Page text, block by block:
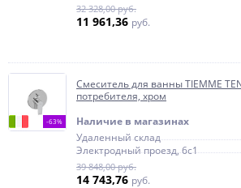
32 328,00 руб.
11 961,36 руб.
-63%
Смеситель для ванны TIEMME
потребителя, хром
Наличие в магазинах
Удаленный склад
Электродный проезд, 6с1
39 848,00 руб.
14 743,76 руб.